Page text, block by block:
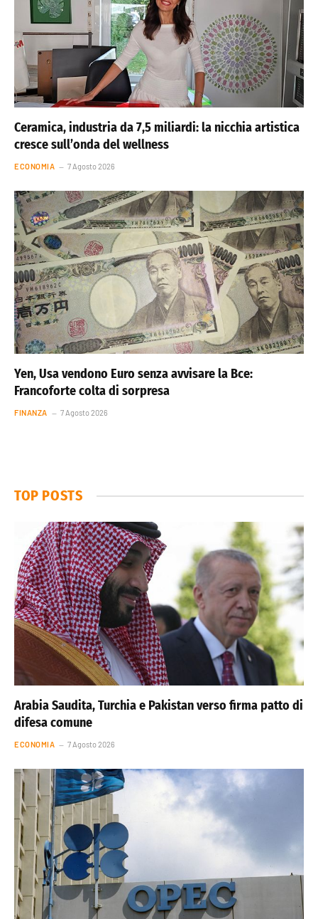
Ceramica, industria da 7,5 miliardi: la nicchia artistica
cresce sull’onda del wellness
ECONOMIA 7 Agosto 2026
Yen, Usa vendono Euro senza avvisare la Bce:
Francoforte colta di sorpresa
FINANZA 7 Agosto 2026
TOP POSTS
Arabia Saudita, Turchia e Pakistan verso firma patto di
difesa comune
ECONOMIA 7 Agosto 2026